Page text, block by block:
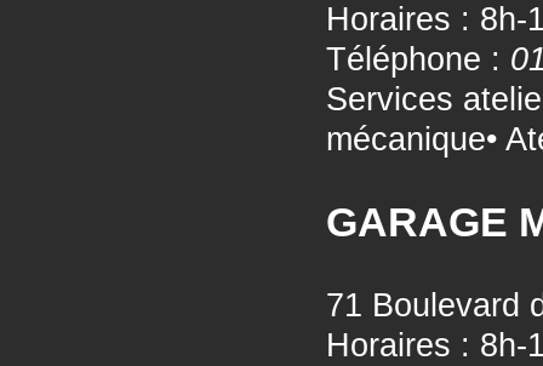
Horaires : 8h-
Téléphone :
Services
mécanique•
GARAGE
71 Boulevard
Horaires : 8h-